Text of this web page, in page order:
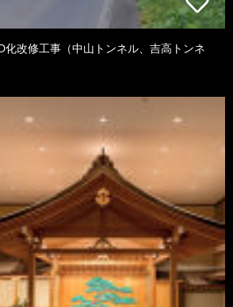
化改修工事（中山トンネル、吉高トンネ